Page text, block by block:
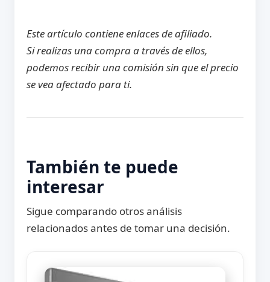
Este artículo contiene enlaces de afiliado.
Si realizas una compra a través de ellos,
podemos recibir una comisión sin que el precio
se vea afectado para ti.
También te puede
interesar
Sigue comparando otros análisis
relacionados antes de tomar una decisión.